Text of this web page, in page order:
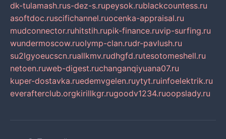
dk-tulamash.rus-dez-s.rupeysok.rublackcountess.ru
asoftdoc.ruscifichannel.ruocenka-appraisal.ru
mudconnector.ruhitstih.rupik-finance.ruvip-surfing.ru
wundermoscow.ruolymp-clan.rudr-pavlush.ru
su2lgyoeucscn.ruallkmv.rudhgfd.rutesotomeshell.ru
netoen.ruweb-digest.ruchanganqiyuana07.ru
kuper-dostavka.ruedemvgelen.ruytyt.ruinfoelektrik.ru
everafterclub.orgkirillkgr.rugoodv1234.ruoopslady.ru